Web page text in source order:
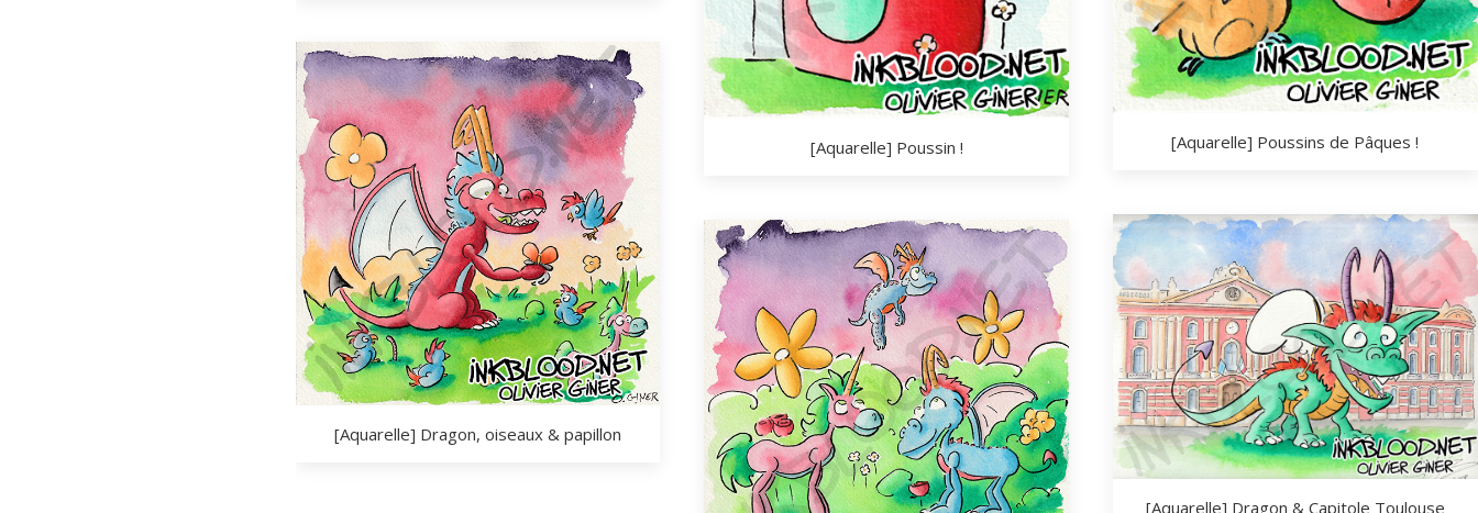
[Aquarelle] Poussin ! [Aquarelle] Poussins de Pâques !
[Aquarelle] Dragon, oiseaux & papillon
[Aquarelle] Dragon & Capitole Toulouse